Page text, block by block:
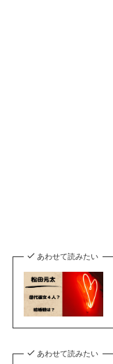
あわせて読みたい
あわせて読みたい